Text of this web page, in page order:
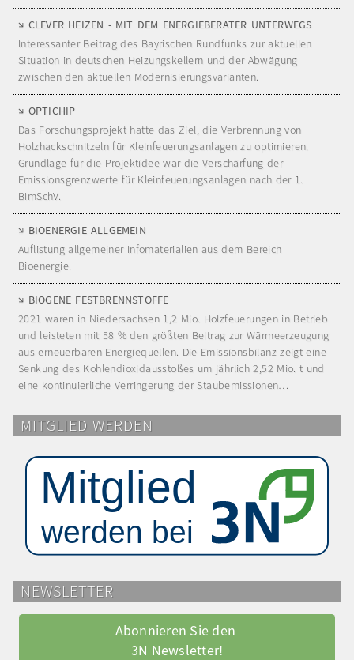
CLEVER HEIZEN - MIT DEM ENERGIEBERATER UNTERWEGS
Interessanter Beitrag des Bayrischen Rundfunks zur aktuellen
Situation in deutschen Heizungskellern und der Abwägung
zwischen den aktuellen Modernisierungsvarianten.
OPTICHIP
Das Forschungsprojekt hatte das Ziel, die Verbrennung von
Holzhackschnitzeln für Kleinfeuerungsanlagen zu optimieren.
Grundlage für die Projektidee war die Verschärfung der
Emissionsgrenzwerte für Kleinfeuerungsanlagen nach der 1.
BImSchV.
BIOENERGIE ALLGEMEIN
Auflistung allgemeiner Infomaterialien aus dem Bereich
Bioenergie.
BIOGENE FESTBRENNSTOFFE
2021 waren in Niedersachsen 1,2 Mio. Holzfeuerungen in Betrieb
und leisteten mit 58 % den größten Beitrag zur Wärmeerzeugung
aus erneuerbaren Energiequellen. Die Emissionsbilanz zeigt eine
Senkung des Kohlendioxidausstoßes um jährlich 2,52 Mio. t und
eine kontinuierliche Verringerung der Staubemissionen…
MITGLIED WERDEN
NEWSLETTER
Abonnieren Sie den
3N Newsletter!